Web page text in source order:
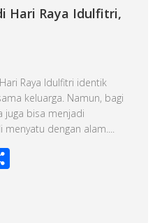
Hari Raya Idulfitri,
Raya Idulfitri identik
keluarga. Namun, bagi
juga bisa menjadi
dengan alam....